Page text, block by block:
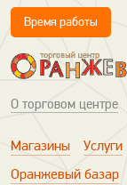
О торговом центре
Время работы
Магазины Услуги
Оранжевый базар